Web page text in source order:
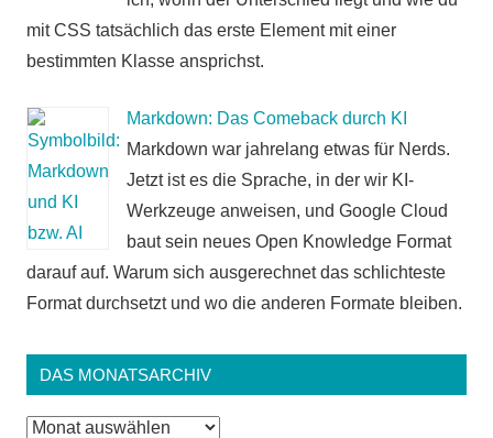
mit CSS tatsächlich das erste Element mit einer
bestimmten Klasse ansprichst.
Markdown: Das Comeback durch KI
Markdown war jahrelang etwas für Nerds.
Jetzt ist es die Sprache, in der wir KI-
Werkzeuge anweisen, und Google Cloud
baut sein neues Open Knowledge Format
darauf auf. Warum sich ausgerechnet das schlichteste
Format durchsetzt und wo die anderen Formate bleiben.
DAS MONATSARCHIV
Das